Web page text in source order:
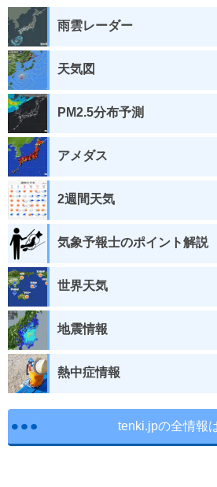
雨雲レーダー
天気図
PM2.5分布予測
アメダス
2週間天気
気象予報士のポイント解説
世界天気
地震情報
熱中症情報
tenki.jpの全情報